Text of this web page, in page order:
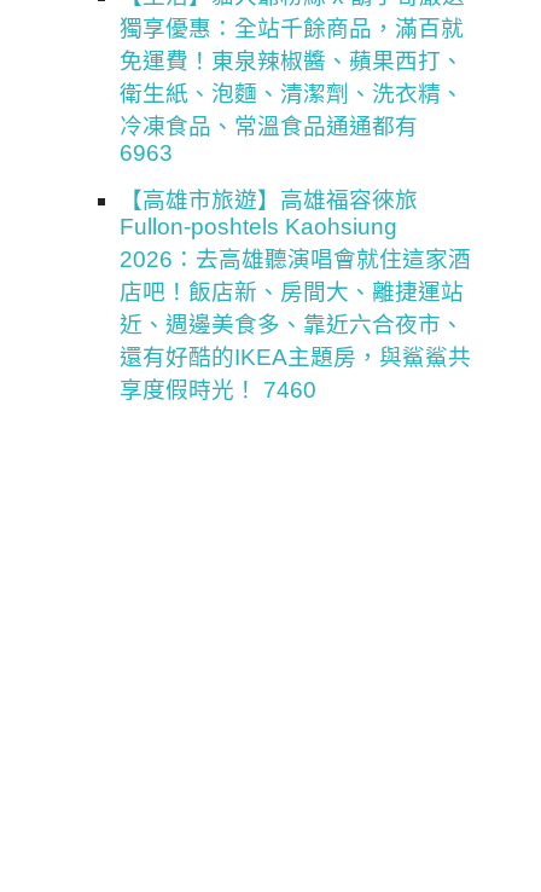
獨享優惠：全站千餘商品，滿百就
免運費！東泉辣椒醬、蘋果西打、
衛生紙、泡麵、清潔劑、洗衣精、
冷凍食品、常溫食品通通都有
6963
【高雄市旅遊】高雄福容徠旅
Fullon-poshtels Kaohsiung
2026：去高雄聽演唱會就住這家酒
店吧！飯店新、房間大、離捷運站
近、週邊美食多、靠近六合夜市、
還有好酷的IKEA主題房，與鯊鯊共
享度假時光！ 7460